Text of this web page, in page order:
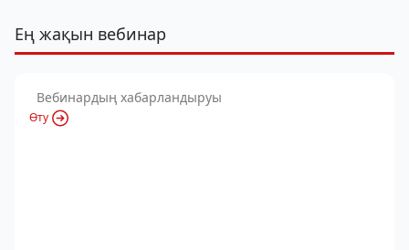
Ең жақын вебинар
Вебинардың хабарландыруы
Өту